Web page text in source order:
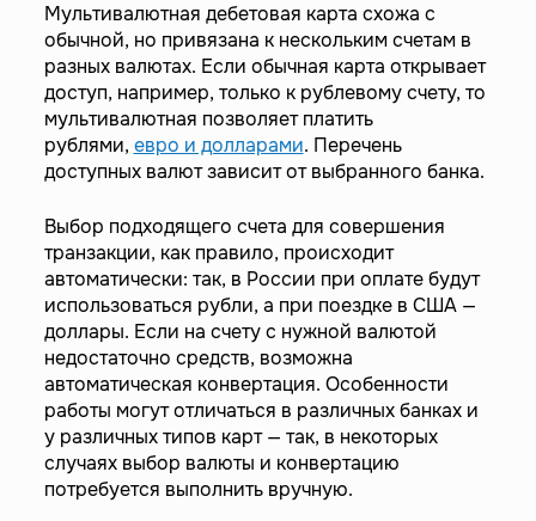
Мультивалютная дебетовая карта схожа с
обычной, но привязана к нескольким счетам в
разных валютах. Если обычная карта открывает
доступ, например, только к рублевому счету, то
мультивалютная позволяет платить
рублями, евро и долларами. Перечень
доступных валют зависит от выбранного банка.
Выбор подходящего счета для совершения
транзакции, как правило, происходит
автоматически: так, в России при оплате будут
использоваться рубли, а при поездке в США —
доллары. Если на счету с нужной валютой
недостаточно средств, возможна
автоматическая конвертация. Особенности
работы могут отличаться в различных банках и
у различных типов карт — так, в некоторых
случаях выбор валюты и конвертацию
потребуется выполнить вручную.